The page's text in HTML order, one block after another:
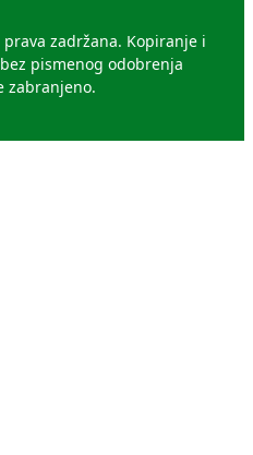
zadržana. Kopiranje i
pismenog odobrenja
zabranjeno.